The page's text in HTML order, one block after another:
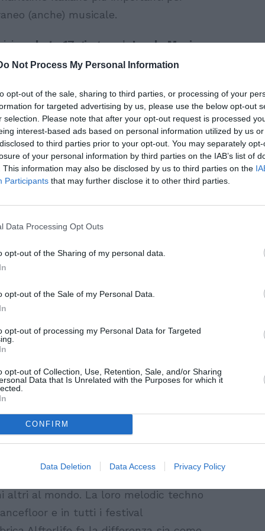
Not Process My Personal Information
opt-out of the sale, sharing to third parties, or processing of your
for targeted advertising by us, please use the below opt-out
selection. Please note that after your opt-out request is processed
interest-based ads based on personal information utilized by us
to third parties prior to your opt-out. You may separately
of your personal information by third parties on the IAB’s list of
This information may also be disclosed by us to third parties on the
Participants that may further disclose it to other third parties.
Data Processing Opt Outs
opt-out of the Sharing of my personal data.
opt-out of the Sale of my Personal Data.
opt-out of processing my Personal Data for Targeted
opt-out of Collection, Use, Retention, Sale, and/or Sharing
Data that Is Unrelated with the Purposes for which it
CONFIRM
Data Deletion Data Access Privacy Policy
(anche) musicale.
sabato 17 giugnoalJesolo Music
conCharlotte de Witte,Chris
regina delle techno, la dj e
, numero uno per due anni consecutivi
con la sua etichetta discografica
successo, ma anche ad organizzare
Enrico Sangiulianoda anni è un
dei più importanti festival
elettronica: NINETOZERO è il
che durerà sino al 2025, giusto il
Witte e Sangiuliano hanno remixato
inno trance uscito in origine nel 1990 e
Social Music City torna allaRimini
de Witte
Marco Carolaha saputo costruirsi e
nel variegato universo della
altri di trasformare un club e una
pensare alla sua one-night ibizenca
in breve tempo un must assoluto, sia
i
Tale Of Us
significa raccontare
di incidere nell’evoluzione della
altri al mondo. La loro melodic techno
e in tutti i festival